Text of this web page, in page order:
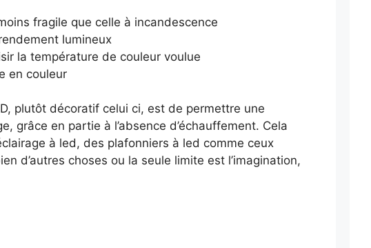
fragile que celle à incandescence
lumineux
la température de couleur voulue
en couleur
plutôt décoratif celui ci, est de permettre une
grâce en partie à l’absence d’échauffement. Cela
à led, des plafonniers à led comme ceux
d’autres choses ou la seule limite est l’imagination,